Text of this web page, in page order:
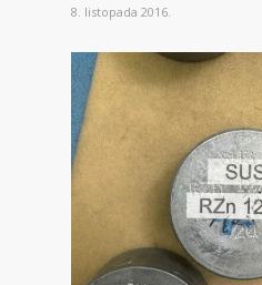
8. listopada 2016.